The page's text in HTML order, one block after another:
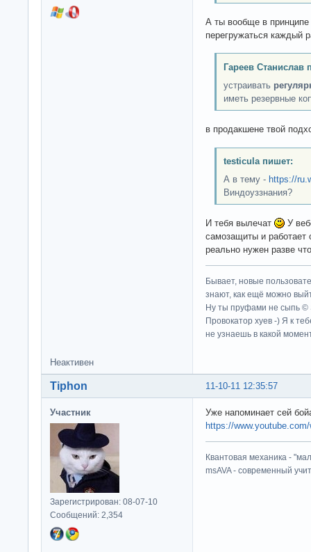
А ты вообще в
перегружаться каждый
Гареев Станислав
устраивать
иметь резервные
в продакшене твой
testicula пишет:
А в тему - https://
Виндоуззнания?
И тебя вылечат
У
самозащиты и работает
реально нужен разве
Бывает, новые
знают, как ещё можно
Ну ты пруфами не сыпь ©
Провокатор хуев -) Я к
не узнаешь в какой
Неактивен
11-10-11 12:35:57
Tiphon
Участник
Зарегистрирован: 08-07-10
Сообщений: 2,354
Уже напоминает сей
https://
Квантовая механика -
msAVA - современный